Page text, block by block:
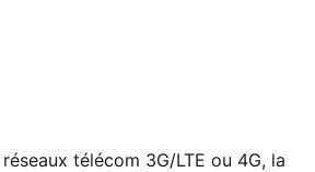
télécom 3G/LTE ou 4G, la